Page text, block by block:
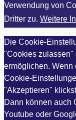
Verwendung von
Dritter zu. Weitere
Die Cookie-
"Cookies zulassen"
ermöglichen. Wenn
Cookie-
"Akzeptieren"
Dann können auch
Youtube oder